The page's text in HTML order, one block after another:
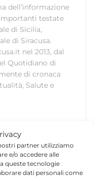
partner utilizziamo
e/o accedere alle
queste tecnologie
dati personali come
dell’informazione
testate
di Sicilia,
di Siracusa.
nel 2013, dal
Quotidiano di
di cronaca
Salute e